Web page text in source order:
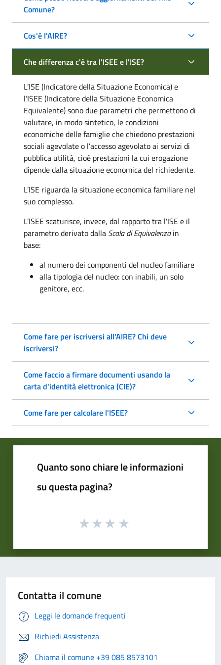
Comune?
Cos'è l'AIRE?
Che differenza c'è tra l'ISEE e l'ISE?
L’ISE (Indicatore della Situazione Economica) e
l’ISEE (Indicatore della Situazione Economica
Equivalente) sono due parametri che permettono di
valutare, in modo sintetico, le condizioni
economiche delle famiglie che chiedono prestazioni
sociali agevolate o l’accesso agevolato ai servizi di
pubblica utilità, cioè prestazioni la cui erogazione
dipende dalla situazione economica del richiedente.
L’ISE riguarda la situazione economica familiare nel
suo complesso.
L’ISEE scaturisce, invece, dal rapporto tra l'ISE e il
parametro derivato dalla Scala di Equivalenzain
base:
al numero dei componenti del nucleo familiare
alla tipologia del nucleo: con inabili, un solo
genitore, ecc.
Come fare per iscriversi all'AIRE? Chi deve
iscriversi?
Come faccio a firmare documenti usando la
carta d'identità elettronica (CIE)?
Come fare per calcolare l'ISEE?
Quanto sono chiare le informazioni
su questa pagina?
Contatta il comune
Leggi le domande frequenti
Richiedi Assistenza
Chiama il comune +39 085 8573101